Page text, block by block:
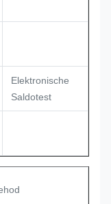
Elektronische
Saldotest